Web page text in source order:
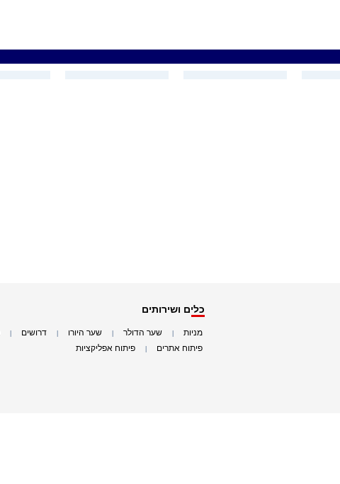
כלים ושירותים
מניות שער הדולר שער היורו דרושים
פיתוח אתרים פיתוח אפליקציות